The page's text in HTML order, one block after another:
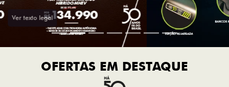
OFERTAS EM DESTAQUE